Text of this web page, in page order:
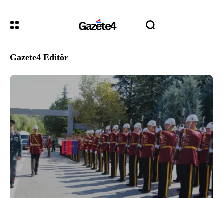
Gazete4 Editör